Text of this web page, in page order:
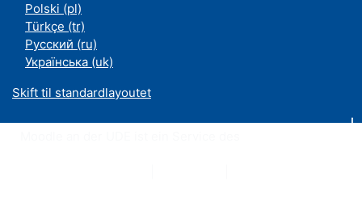
Polski ‎(pl)‎
Türkçe ‎(tr)‎
Русский ‎(ru)‎
Українська ‎(uk)‎
Skift til standardlayoutet